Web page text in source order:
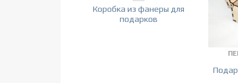
Коробка из фанеры для
подарков